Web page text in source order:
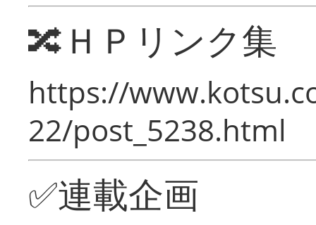
🔀ＨＰリンク集
https://
22/post_5238.html
✅連載企画